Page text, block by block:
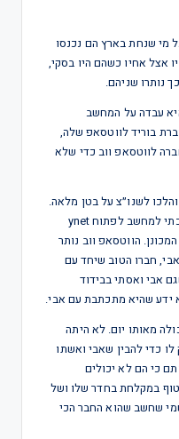
מי שנחת בארץ הם נכנסו
אצל אחיו כשהם היו בסקי,
נותרו שניהם.
עבדה על המחשב
בוריד לווטסאפ שלה,
לווטסאפ ווב כדי שלא
לשנו״צ על בטן מלאה.
״אחרי שעה התעוררתי וחצי סהרורי הלכתי למחשב לפתוח ynet
הווטסאפ ווב נותר
חברו הטוב שיחד עם
אבי ואסתי בבידוד
ידע שהיא מתכתבת עם אבי.
מאותו יום. לא היתה
כדי להבין שאבי ואשתו
כי הם לא יכולים
במקלחת בחדר שלו ושל
שחשב שהוא החבר הכי